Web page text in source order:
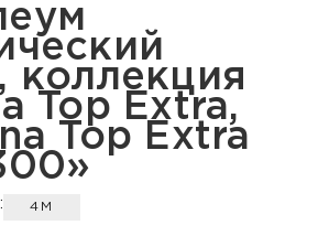
коллекция
Top Extra,
Top Extra
4М